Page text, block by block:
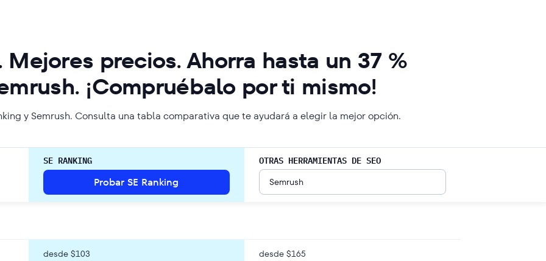
precios. Ahorra hasta un 37 %
¡Compruébalo por ti mismo!
y Semrush. Consulta una tabla comparativa que te ayudará a elegir la mejor opción.
SE RANKING
Probar SE Ranking
OTRAS HERRAMIENTAS DE SEO
Semrush
desde $103 desde $165